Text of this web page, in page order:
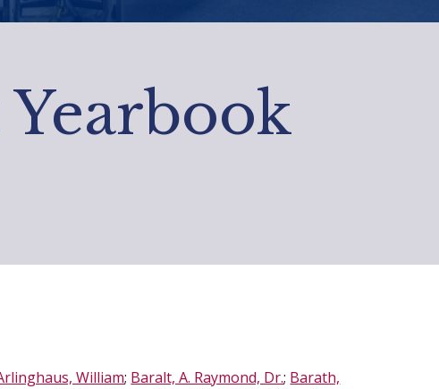
William; Baralt, A. Raymond, Dr.; Barath,